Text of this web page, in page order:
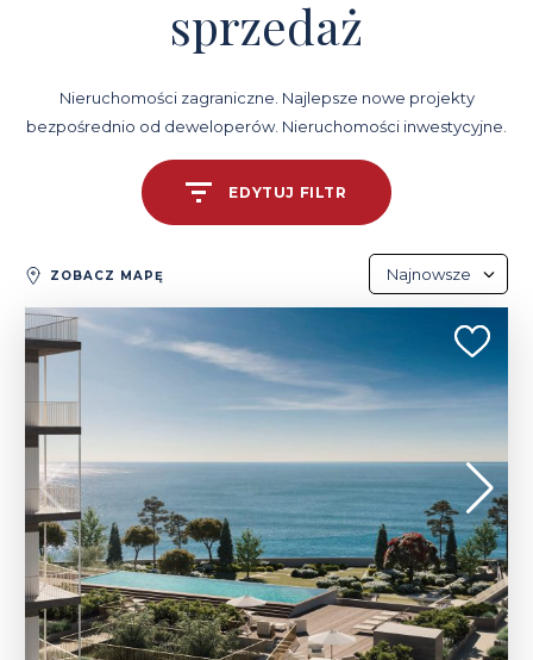
sprzedaż
Nieruchomości zagraniczne. Najlepsze nowe projekty
bezpośrednio od deweloperów. Nieruchomości inwestycyjne.
EDYTUJ FILTR
ZOBACZ MAPĘ
Najnowsze
Najnowsze
Najdroższe
Najtańsze
585 000 - 5 150 000 €